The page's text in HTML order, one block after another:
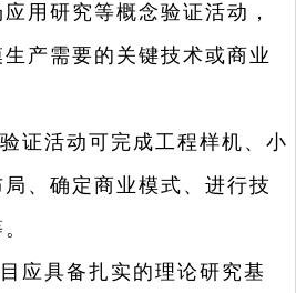
用研究等概念验证活动，
产需要的关键技术或商业
证活动可完成工程样机、小
、确定商业模式、进行技
应具备扎实的理论研究基